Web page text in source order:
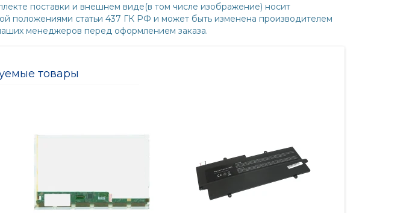
поставки и внешнем виде(в том числе изображение) носит
положениями статьи 437 ГК РФ и может быть изменена производителем
менеджеров перед оформлением заказа.
товары